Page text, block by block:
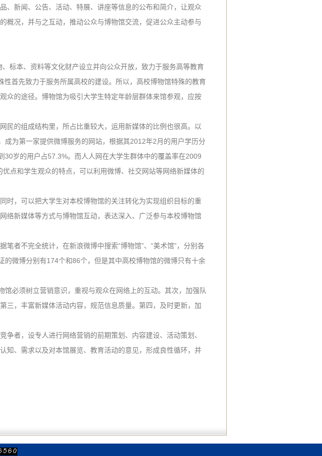
、新闻、公告、活动、特展、讲座等信息的公布和简介，让观众
概况，并与之互动，推动公众与博物馆交流，促进公众主动参与
标本、资料等文化财产设立并向公众开放，致力于服务高等教育
性首先致力于服务所属高校的建设。所以，高校博物馆特殊的教育
众的途径。博物馆为吸引大学生特定年龄层群体来馆参观，应按
民的组成结构里，所占比重较大，运用新媒体的比例也很高。以
为第一家提供微博服务的网站，根据其2012年2月的用户学历分
岁的用户占57.3%。而人人网在大学生群体中的覆盖率在2009
点和学生观众的特点，可以利用微博、社交网站等网络新媒体的
时，可以把大学生对本校博物馆的关注转化为实现组织目标的重
络新媒体等方式与博物馆互动，表达深入、广泛参与本校博物馆
者不完全统计，在新浪微博中搜索“博物馆”、“美术馆”，分别各
微博分别有174个和86个，但是其中高校博物馆的微博只有十余
必须树立营销意识，重视与观众在网络上的互动。其次，加强队
三，丰富新媒体活动内容，规范信息质量。第四，及时更新，加
者，设专人进行网络营销的前期策划、内容建设、活动策划、
知、需求以及对本馆展览、教育活动的意见，形成良性循环，并